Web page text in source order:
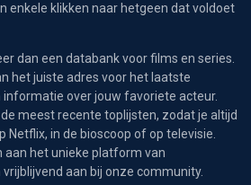
enkele klikken naar hetgeen dat voldoet
dan een databank voor films en series.
het juiste adres voor het laatste
over jouw favoriete acteur.
meest recente toplijsten, zodat je altijd
Netflix, in de bioscoop of op televisie.
aan het unieke platform van
aan bij onze community.